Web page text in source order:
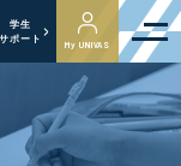
学生
サポート
My UNIVAS